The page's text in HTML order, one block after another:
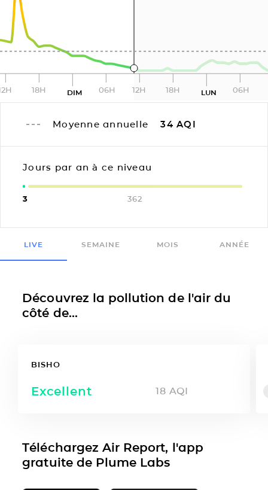
18H DIM 06H 12H 18H LUN 06H
Moyenne annuelle 34 AQI
Jours par an à ce niveau
3 362
LIVE SEMAINE MOIS ANNÉE
Découvrez la pollution de l'air du
côté de...
BISHO
Excellent 18 AQI
Téléchargez Air Report, l'app
gratuite de Plume Labs